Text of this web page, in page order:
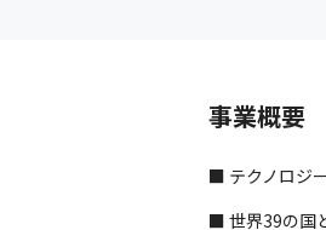
事業概要
■ テクノロジ
■ 世界39の国